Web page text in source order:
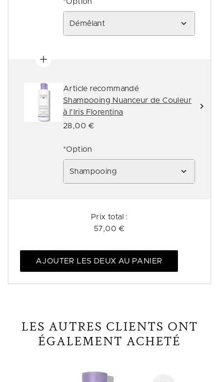
Démêlant
Article recommandé
Shampooing Nuanceur de Couleur
à l'Iris Florentina
28,00 €
*Option
Shampooing
Prix ​​total :
57,00 €
AJOUTER LES DEUX AU PANIER
LES AUTRES CLIENTS ONT
ÉGALEMENT ACHETÉ